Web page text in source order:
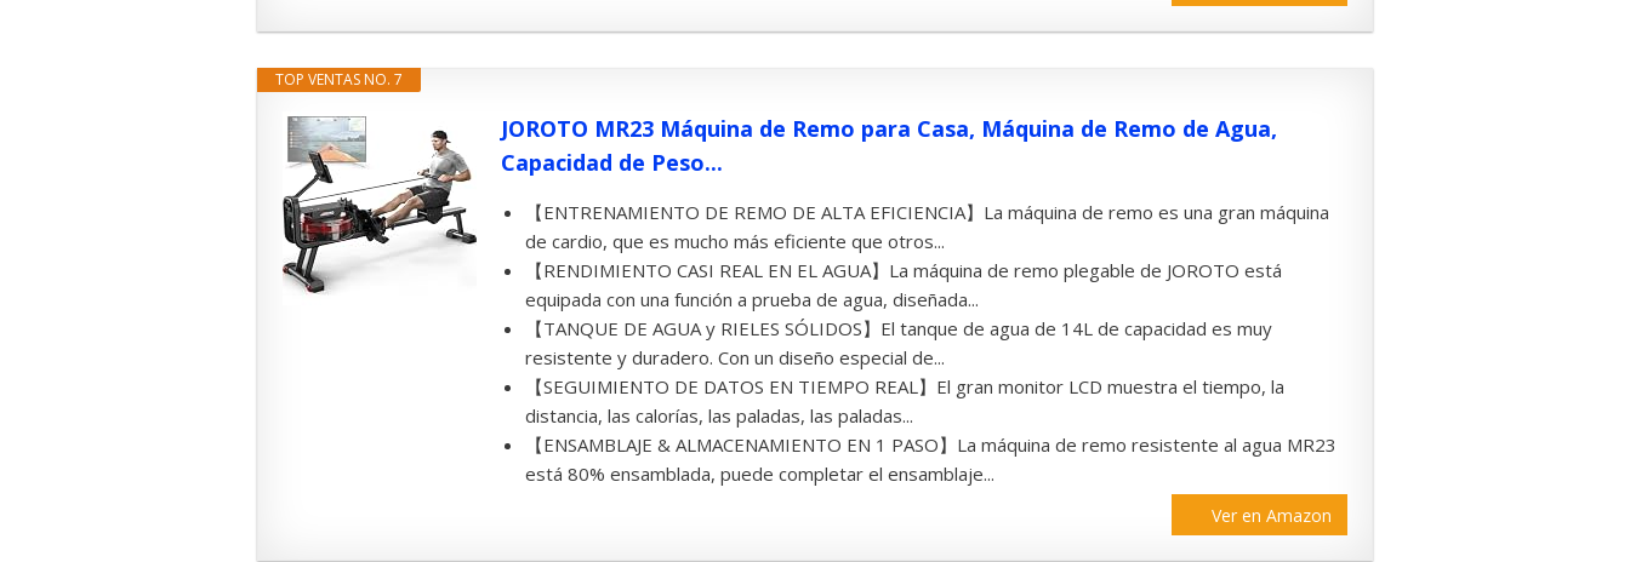
TOP VENTAS NO. 7
JOROTO MR23 Máquina de Remo para Casa, Máquina de Remo de Agua,
Capacidad de Peso...
【ENTRENAMIENTO DE REMO DE ALTA EFICIENCIA】La máquina de remo es una gran máquina
de cardio, que es mucho más eficiente que otros...
【RENDIMIENTO CASI REAL EN EL AGUA】La máquina de remo plegable de JOROTO está
equipada con una función a prueba de agua, diseñada...
【TANQUE DE AGUA y RIELES SÓLIDOS】El tanque de agua de 14L de capacidad es muy
resistente y duradero. Con un diseño especial de...
【SEGUIMIENTO DE DATOS EN TIEMPO REAL】El gran monitor LCD muestra el tiempo, la
distancia, las calorías, las paladas, las paladas...
【ENSAMBLAJE & ALMACENAMIENTO EN 1 PASO】La máquina de remo resistente al agua MR23
está 80% ensamblada, puede completar el ensamblaje...
Ver en Amazon